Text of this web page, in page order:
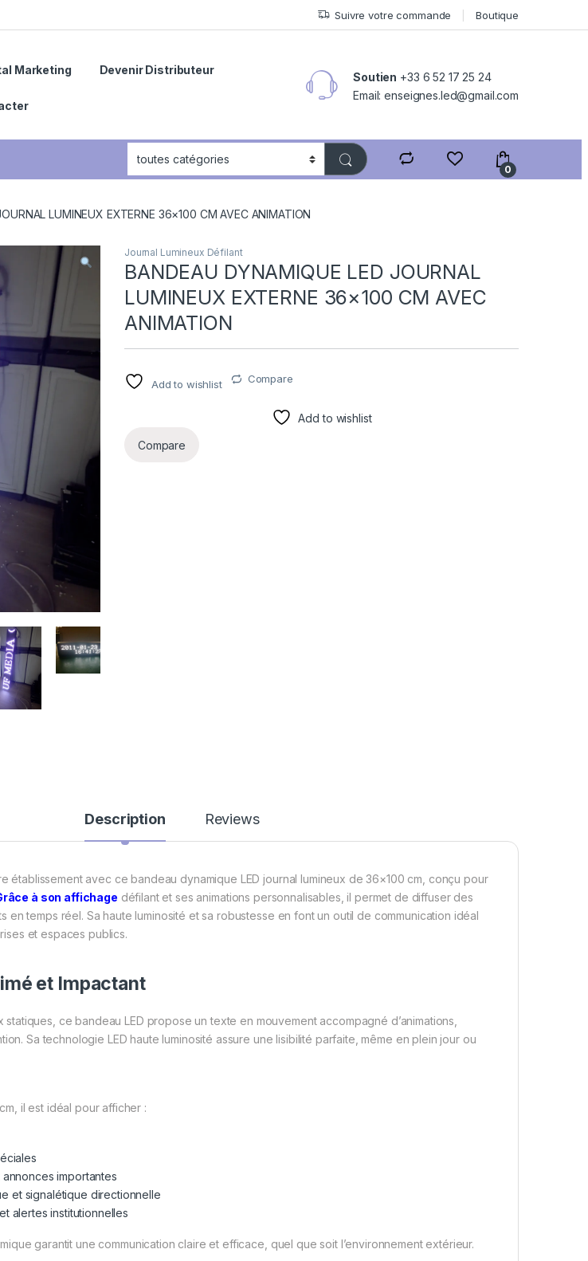
Suivre votre commande Boutique
Marketing Devenir Distributeur
Soutien +33 6 52 17 25 24
Email: enseignes.led@gmail.com
0
LUMINEUX EXTERNE 36×100 CM AVEC ANIMATION
Journal Lumineux Défilant
BANDEAU DYNAMIQUE LED JOURNAL
LUMINEUX EXTERNE 36×100 CM AVEC
ANIMATION
Add to wishlist Compare
Add to wishlist
Compare
Description Reviews
établissement avec ce bandeau dynamique LED journal lumineux de 36×100 cm, conçu pour
à son affichage défilant et ses animations personnalisables, il permet de diffuser des
en temps réel. Sa haute luminosité et sa robustesse en font un outil de communication idéal
et espaces publics.
et Impactant
statiques, ce bandeau LED propose un texte en mouvement accompagné d’animations,
Sa technologie LED haute luminosité assure une lisibilité parfaite, même en plein jour ou
il est idéal pour afficher :
importantes
et signalétique directionnelle
alertes institutionnelles
garantit une communication claire et efficace, quel que soit l’environnement extérieur.